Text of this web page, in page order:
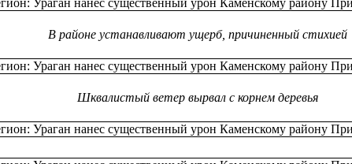
В районе устанавливают ущерб, причиненный стихией
Шквалистый ветер вырвал с корнем деревья